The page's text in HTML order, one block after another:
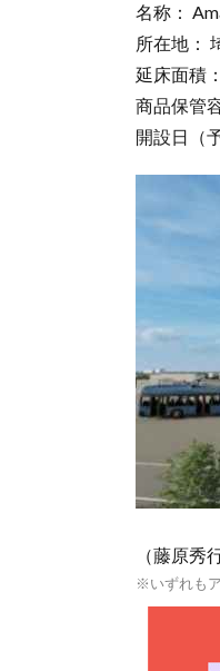
名称：
所在地：
延床面積
商品保管
開設日（
（藤原秀
※いずれも